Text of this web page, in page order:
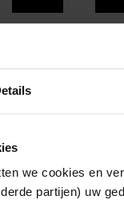
we cookies en
partijen) uw